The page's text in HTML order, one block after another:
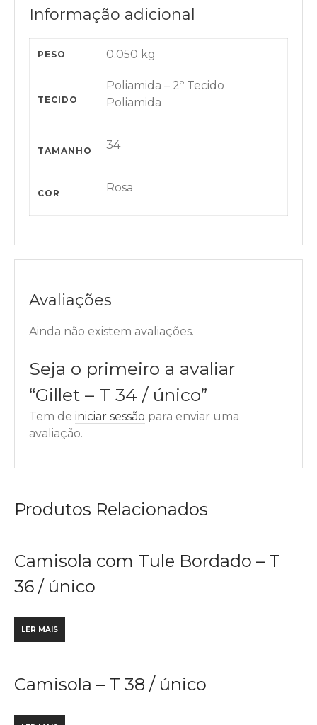
Informação adicional
PESO 0.050 kg
TECIDO
Poliamida – 2º Tecido
Poliamida
TAMANHO 34
COR Rosa
Avaliações
Ainda não existem avaliações.
Seja o primeiro a avaliar
“Gillet – T 34 / único”
Tem de iniciar sessão para enviar uma
avaliação.
Produtos Relacionados
Camisola com Tule Bordado – T
36 / único
LER MAIS
Camisola – T 38 / único